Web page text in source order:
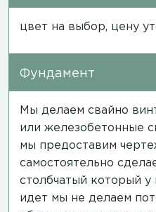
цвет на выбор, цену
Фундамент
Мы делаем свайно
или железобетонные
мы предоставим
самостоятельно
столбчатый который у
идет мы не делаем